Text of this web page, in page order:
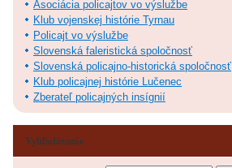
Asociácia policajtov vo výslužbe
Klub vojenskej histórie Tyrnau
Policajt vo výslužbe
Slovenská faleristická spoločnosť
Slovenská policajno-historická spoločnosť
Klub policajnej histórie Lučenec
Zberateľ policajných insígnií
Vyhľadávanie